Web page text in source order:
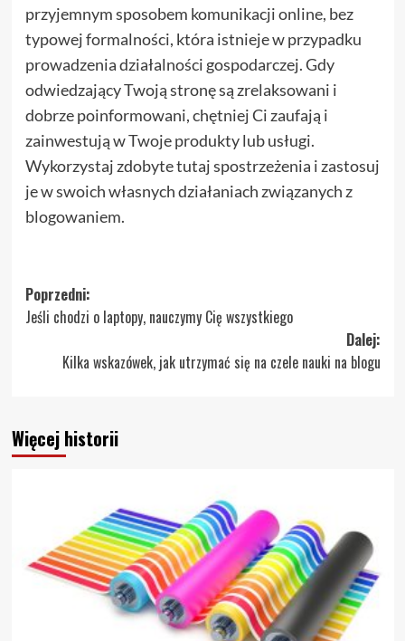
przyjemnym sposobem komunikacji online, bez
typowej formalności, która istnieje w przypadku
prowadzenia działalności gospodarczej. Gdy
odwiedzający Twoją stronę są zrelaksowani i
dobrze poinformowani, chętniej Ci zaufają i
zainwestują w Twoje produkty lub usługi.
Wykorzystaj zdobyte tutaj spostrzeżenia i zastosuj
je w swoich własnych działaniach związanych z
blogowaniem.
Zobacz
wpisy
Poprzedni:
Jeśli chodzi o laptopy, nauczymy Cię wszystkiego
Dalej:
Kilka wskazówek, jak utrzymać się na czele nauki na blogu
Więcej historii